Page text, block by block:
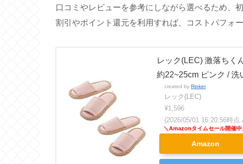
口コミやレビューを参考にしながら選べるため、
割引やポイント還元を利用すれば、コストパフォ
レック(LEC) 激落ちく
約22~25cm ピンク / 洗
created by Rinker
レック(LEC)
¥1,596
(2026/05/01 16:20:56時点
Amazon